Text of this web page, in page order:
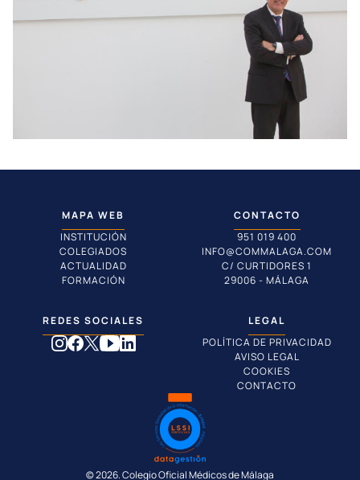
MAPA WEB
INSTITUCIÓN
COLEGIADOS
ACTUALIDAD
FORMACIÓN
CONTACTO
951 019 400
INFO@COMMALAGA.COM
C/ CURTIDORES 1
29006 - MÁLAGA
REDES SOCIALES
LEGAL
POLÍTICA DE PRIVACIDAD
AVISO LEGAL
COOKIES
CONTACTO
© 2026. Colegio Oficial Médicos de Málaga